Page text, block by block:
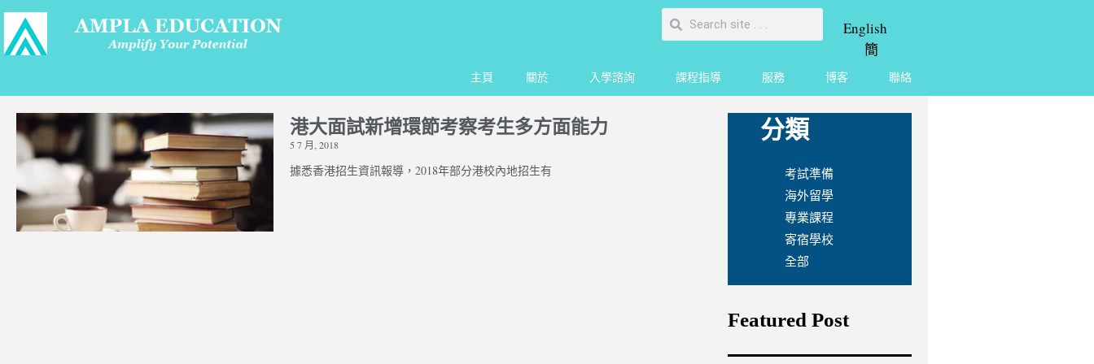
English
簡
主頁 關於 入學諮詢 課程指導 服務 博客 聯絡
港大面試新增環節考察考生多方面能力
5 7 月, 2018
據悉香港招生資訊報導，2018年部分港校內地招生有
分類
考試準備
海外留學
專業課程
寄宿學校
全部
Featured Post